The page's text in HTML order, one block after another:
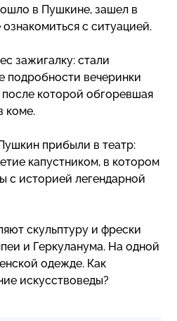
в Пушкине, зашел в
с ситуацией.
зажигалку: стали
вечеринки
после которой обгоревшая
коме.
прибыли в театр:
капустником, в котором
с историей легендарной
скульптуру и фрески
и Геркуланума. На одной
одежде. Как
искусствоведы?